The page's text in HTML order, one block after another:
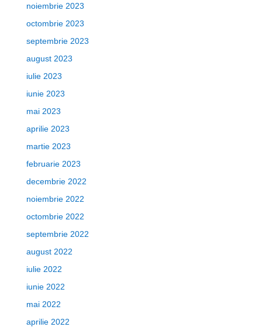
noiembrie 2023
octombrie 2023
septembrie 2023
august 2023
iulie 2023
iunie 2023
mai 2023
aprilie 2023
martie 2023
februarie 2023
decembrie 2022
noiembrie 2022
octombrie 2022
septembrie 2022
august 2022
iulie 2022
iunie 2022
mai 2022
aprilie 2022